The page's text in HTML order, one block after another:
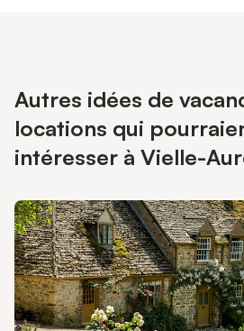
Autres idées de
locations qui
intéresser à Vielle-